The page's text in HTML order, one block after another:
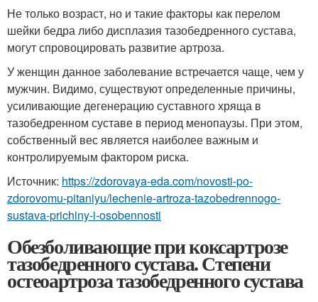
Не только возраст, но и такие факторы как перелом
шейки бедра либо дисплазия тазобедренного сустава,
могут спровоцировать развитие артроза.
У женщин данное заболевание встречается чаще, чем у
мужчин. Видимо, существуют определенные причины,
усиливающие дегенерацию суставного хряща в
тазобедренном суставе в период менопаузы. При этом,
собственный вес является наиболее важным и
контролируемым фактором риска.
Источник: https://zdorovaya-eda.com/novosti-po-
zdorovomu-pitaniyu/lechenie-artroza-tazobedrennogo-
sustava-prichiny-i-osobennosti
Обезболивающие при коксартрозе
тазобедренного сустава. Степени
остеоартроза тазобедренного сустава